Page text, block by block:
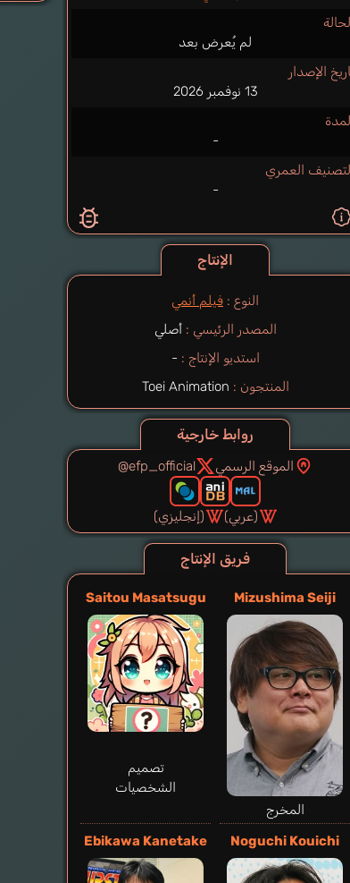
لم يُعرض بعد
الإصدار
13 نوفمبر 2026
-
العمري
-
الإنتاج
النوع : فيلم أنمي
المصدر الرئيسي : أصلي
استديو الإنتاج : -
المنتجون :
روابط خارجية
الموقع الرسمي @efp_official
(عربي) (إنجليزي)
فريق الإنتاج
Mizushima Seiji
المخرج
Saitou Masatsugu
تصميم
الشخصيات
Noguchi Kouichi
Ebikawa Kanetake